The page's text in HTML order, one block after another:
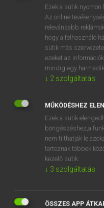
MICROSOFT
ONLINE
EGYÉNI
OKTATÁSI
Ezek a sütik nyomon
Az online
relevánsabb
hogy a felhasználó
sütik más
ezeket az
mindig egy
↓ 2 szolgáltatás
MŰKÖDÉSHEZ
Ezek a sütik
böngészéshez,a
nem tilthatják le
tartoznak többek
kezelő sütik.
↓ 3 szolgáltatás
ÖSSZES APP